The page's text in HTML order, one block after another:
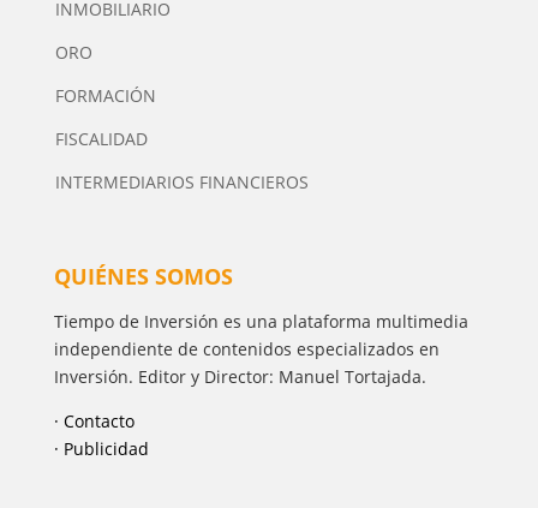
INMOBILIARIO
ORO
FORMACIÓN
FISCALIDAD
INTERMEDIARIOS FINANCIEROS
QUIÉNES SOMOS
Tiempo de Inversión es una plataforma multimedia
independiente de contenidos especializados en
Inversión. Editor y Director: Manuel Tortajada.
· Contacto
· Publicidad